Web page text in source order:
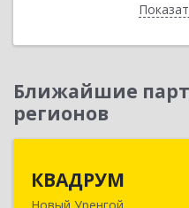
Ближайшие
регионов
КВАДРУМ
Новый Уренгой